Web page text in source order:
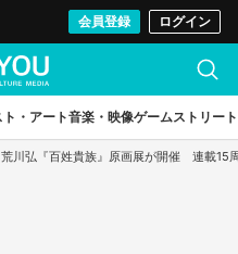
会員登録 ログイン
ト・アート音楽・映像ゲームストリート
荒川弘『百姓貴族』原画展が開催 連載15